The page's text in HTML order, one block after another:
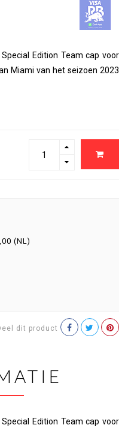
Edition Team cap voor
Miami van het seizoen 2023
(NL)
dit product
Edition Team cap voor